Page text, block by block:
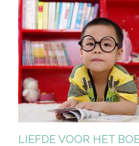
LIEFDE VOOR HET